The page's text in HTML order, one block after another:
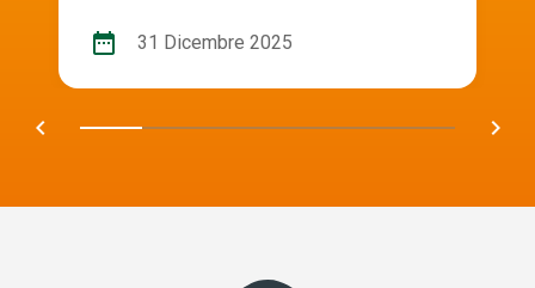
date_range 31 Dicembre 2025
chevron_left navigate_next